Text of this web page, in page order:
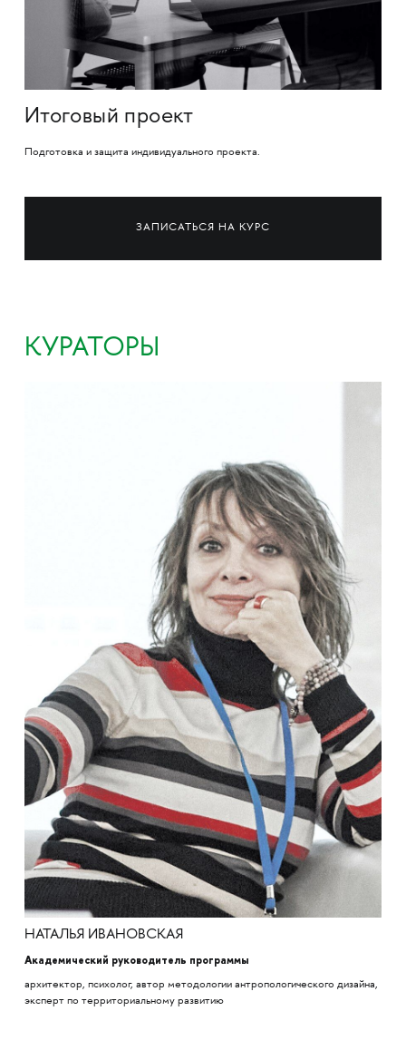
Итоговый проект
Подготовка и защита индивидуального проекта.
ЗАПИСАТЬСЯ НА КУРС
КУРАТОРЫ
НАТАЛЬЯ ИВАНОВСКАЯ
Академический руководитель программы
архитектор, психолог, автор методологии антропологического дизайна,
эксперт по территориальному развитию